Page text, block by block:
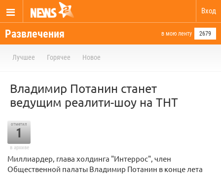
Вход
Развлечения в мою ленту 2679
Лучшее Горячее Новое
Владимир Потанин станет
ведущим реалити-шоу на ТНТ
отметил
1
в архиве
Миллиардер, глава холдинга "Интеррос", член
Общественной палаты Владимир Потанин в конце лета